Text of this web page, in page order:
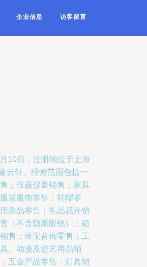
企业信息 访客留言
10日，注册地位于上海
云轩。经营范围包括一
；仪器仪表销售；家具
装服饰零售；鞋帽零
杂品零售；礼品花卉销
（不含隐形眼镜）；箱
售；珠宝首饰零售；工
、动漫及游艺用品销
五金产品零售；灯具销